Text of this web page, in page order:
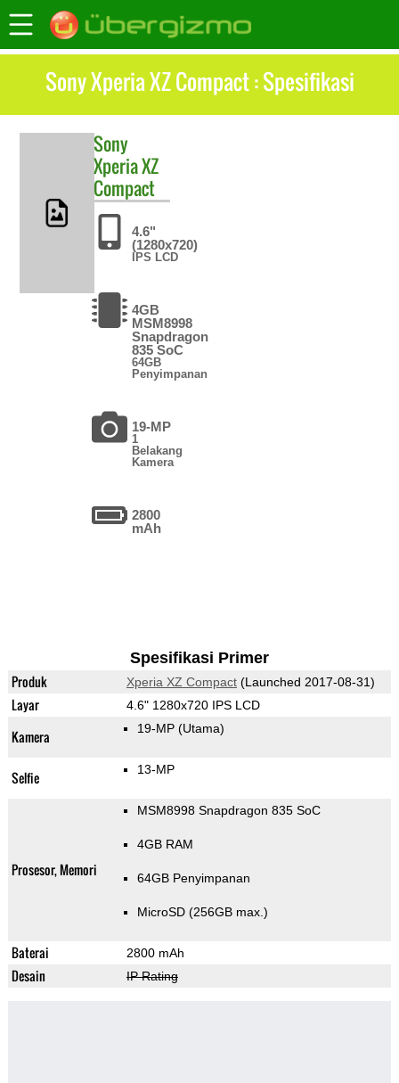
Sony Xperia XZ Compact : Spesifikasi
Sony
Xperia XZ
Compact
4.6"
(1280x720)
IPS LCD
4GB
MSM8998
Snapdragon
835 SoC
64GB
Penyimpanan
19-MP
1
Belakang
Kamera
2800
mAh
Spesifikasi Primer
Produk Xperia XZ Compact(Launched 2017-08-31)
Layar 4.6" 1280x720 IPS LCD
Kamera 19-MP (Utama)
Selfie 13-MP
Prosesor, Memori
MSM8998 Snapdragon 835 SoC
4GB RAM
64GB Penyimpanan
MicroSD (256GB max.)
Baterai 2800 mAh
Desain IP Rating